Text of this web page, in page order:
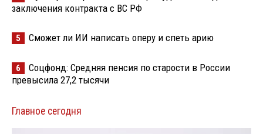
заключения контракта с ВС РФ
5 Сможет ли ИИ написать оперу и спеть арию
6
Соцфонд: Средняя пенсия по старости в России
превысила 27,2 тысячи
Главное сегодня